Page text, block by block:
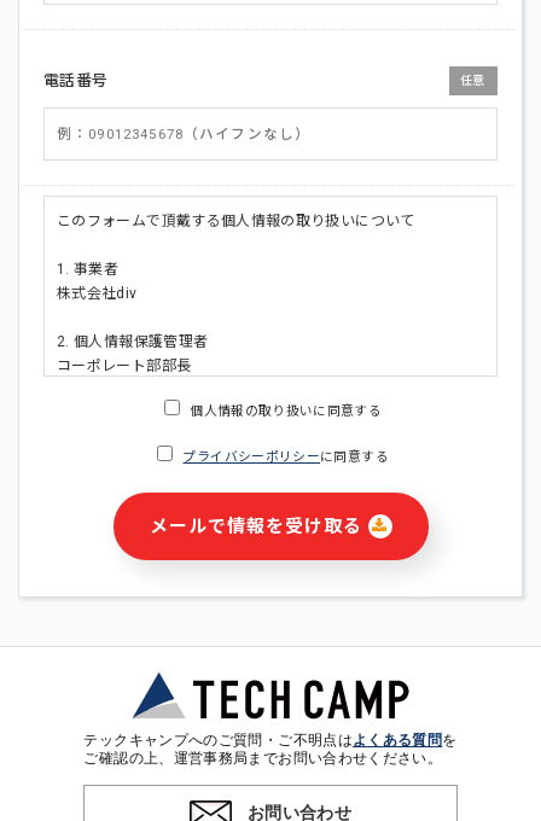
電話番号 任意
このフォームで頂戴する個人情報の取り扱いについて
1. 事業者
株式会社div
2. 個人情報保護管理者
コーポレート部部長
・ご請求された資料の送付のため
・本サービス及び本サービスに関連する情報(当社及び第三者の
サービス又は商品等の広告配信・宣伝を含みますが、それらに
・個人(法人の場合は担当者)を識別できない形式に加工した統
計情報の作成および利用
※上記の利用目的に基づいた本人への連絡及び配信について
個人情報の取り扱いに同意する
プライバシーポリシーに同意する
メールで情報を受け取る
テックキャンプへのご質問・ご不明点はよくある質問を
ご確認の上、運営事務局までお問い合わせください。
お問い合わせ